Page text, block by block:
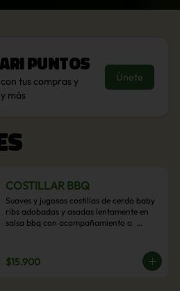
Puntos
tus compras y
más
Únete
COSTILLAR BBQ
Suaves y jugosas costillas de cerdo baby
ribs adobadas y asadas lentamente en
salsa bbq con acompañamiento a
salteadas, Papas parmentier, Papas
fritas, Arroz blanco.
$15.900